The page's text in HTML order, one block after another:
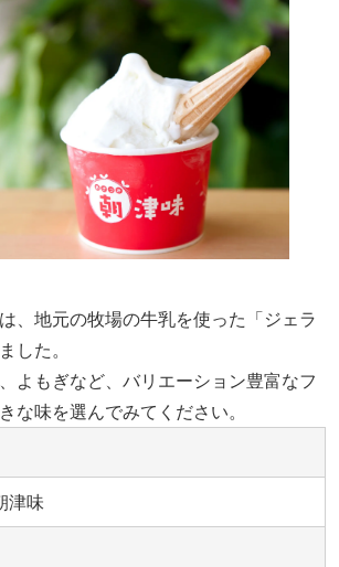
、地元の牧場の牛乳を使った「ジェラ
した。
よもぎなど、バリエーション豊富なフ
な味を選んでみてください。
津味